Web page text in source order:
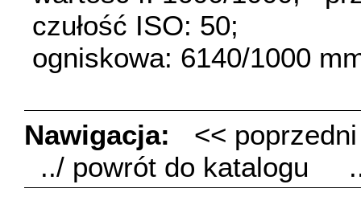
czułość ISO: 50;
ogniskowa: 6140/1000
Nawigacja:
<<
../ powrót do katalogu